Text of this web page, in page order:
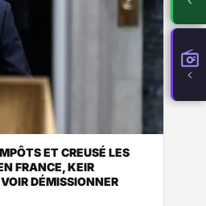
ET CREUSÉ LES
FRANCE, KEIR
DÉMISSIONNER